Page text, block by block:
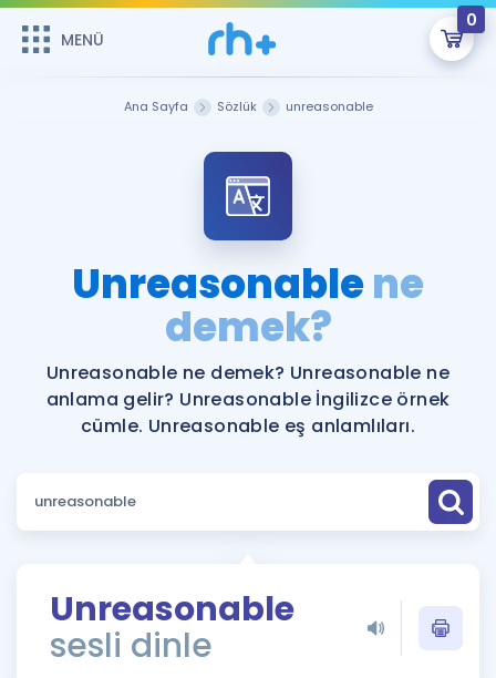
MENÜ
0
Şifremi Hatırlamıyorum
Sepetin Şu An Boş.
Remzi Hoca ile seni sınava hazırlayacak onlarca eğitim seni
bekliyor!
MENÜ
Katılımcı Görüşleri
Faydalı Araçlar
Ücretsiz Kaynaklar
ÖSYM Sınav Takvimi
Kampanyalar
İngilizce Gramer
Ana Sayfa Sözlük unreasonable
Unreasonablene
demek?
Unreasonable ne demek? Unreasonable ne
anlama gelir? Unreasonable İngilizce örnek
cümle. Unreasonable eş anlamlıları.
Unreasonable
sesli dinle